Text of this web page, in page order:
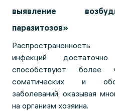
выявление
паразитозов»
Распространенность
инфекций
способствуют более
соматических и
заболеваний, оказывая
на организм хозяина.